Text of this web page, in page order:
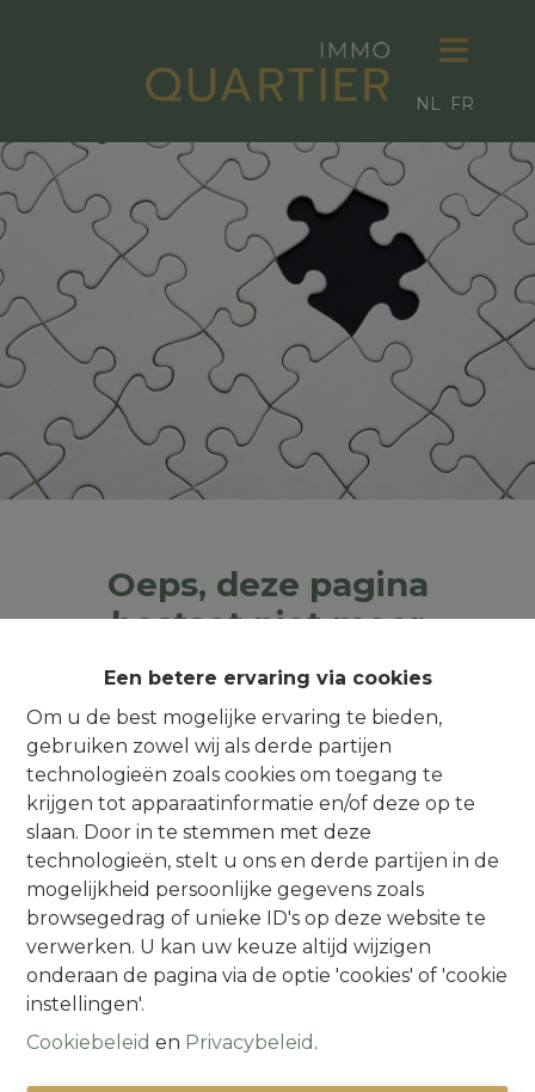
Een betere ervaring via cookies
Om u de best mogelijke ervaring te bieden,
gebruiken zowel wij als derde partijen
technologieën zoals cookies om toegang te
krijgen tot apparaatinformatie en/of deze op te
slaan. Door in te stemmen met deze
technologieën, stelt u ons en derde partijen in de
mogelijkheid persoonlijke gegevens zoals
browsegedrag of unieke ID's op deze website te
verwerken. U kan uw keuze altijd wijzigen
onderaan de pagina via de optie 'cookies' of 'cookie
instellingen'.
Cookiebeleid en Privacybeleid .
NL FR
Oeps, deze pagina
bestaat niet meer
Te koop Te huur
Contact
Alsembergsesteenweg 259
1501 Halle (Buizingen)
(Parking naast de deur)